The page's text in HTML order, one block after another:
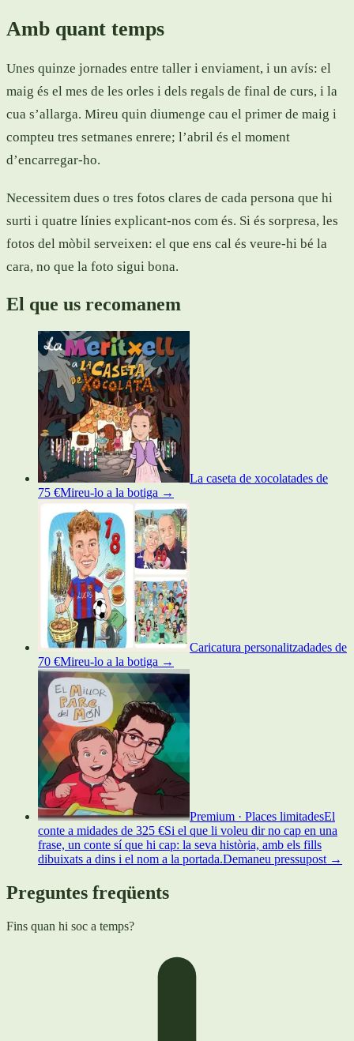
Amb quant temps
Unes quinze jornades entre taller i enviament, i un avís: el
maig és el mes de les orles i dels regals de final de curs, i la
cua s’allarga. Mireu quin diumenge cau el primer de maig i
compteu tres setmanes enrere; l’abril és el moment
d’encarregar-ho.
Necessitem dues o tres fotos clares de cada persona que hi
surti i quatre línies explicant-nos com és. Si és sorpresa, les
fotos del mòbil serveixen: el que ens cal és veure-hi bé la
cara, no que la foto sigui bona.
El que us recomanem
La caseta de xocolatades de
75 €Mireu-lo a la botiga →
Caricatura personalitzadades de
70 €Mireu-lo a la botiga →
Premium · Places limitadesEl
conte a midades de 325 €Si el que li voleu dir no cap en una
frase, un conte sí que hi cap: la seva història, amb els fills
dibuixats a dins i el nom a la portada.Demaneu pressupost →
Preguntes freqüents
Fins quan hi soc a temps?